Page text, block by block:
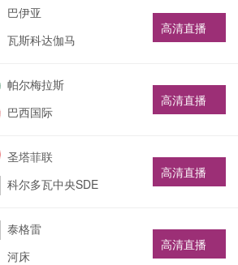
巴伊亚
瓦斯科达伽马
高清直播
帕尔梅拉斯
巴西国际
高清直播
圣塔菲联
科尔多瓦中央SDE
高清直播
泰格雷
河床
高清直播